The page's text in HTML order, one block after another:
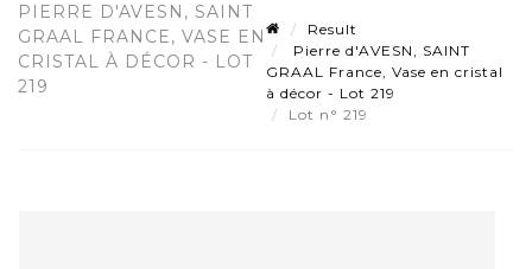
PIERRE D'AVESN, SAINT
GRAAL FRANCE, VASE EN
CRISTAL À DÉCOR - LOT
219
Result
Pierre d'AVESN, SAINT
GRAAL France, Vase en cristal
à décor - Lot 219
Lot n° 219